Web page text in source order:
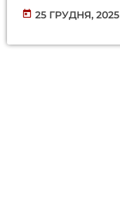
today 25 ГРУДНЯ, 2025